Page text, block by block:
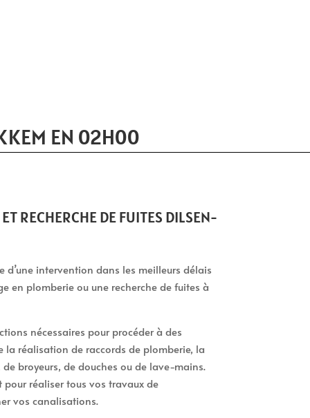
EN 02H00
RECHERCHE DE FUITES DILSEN-
d’une intervention dans les meilleurs délais
en plomberie ou une recherche de fuites à
nécessaires pour procéder à des
la réalisation de raccords de plomberie, la
broyeurs, de douches ou de lave-mains.
réaliser tous vos travaux de
vos canalisations.